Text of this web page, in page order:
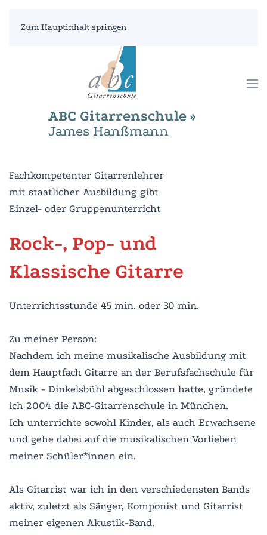
Zum Hauptinhalt springen
ABC Gitarrenschule »
James Hanßmann
Fachkompetenter Gitarrenlehrer
mit staatlicher Ausbildung gibt
Einzel- oder Gruppenunterricht
Rock-, Pop- und
Klassische Gitarre
Unterrichtsstunde 45 min. oder 30 min.
Zu meiner Person:
Nachdem ich meine musikalische Ausbildung mit
dem Hauptfach Gitarre an der Berufsfachschule für
Musik - Dinkelsbühl abgeschlossen hatte, gründete
ich 2004 die ABC-Gitarrenschule in München.
Ich unterrichte sowohl Kinder, als auch Erwachsene
und gehe dabei auf die musikalischen Vorlieben
meiner Schüler*innen ein.
Als Gitarrist war ich in den verschiedensten Bands
aktiv, zuletzt als Sänger, Komponist und Gitarrist
meiner eigenen Akustik-Band.